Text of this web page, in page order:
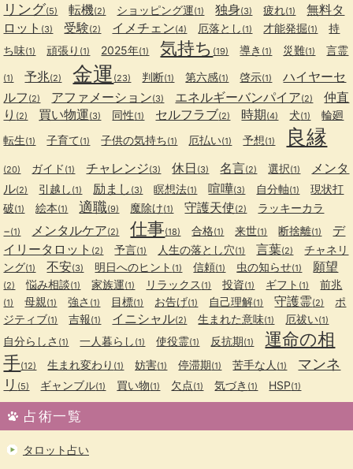
リング(5) 転機(2) ショッピング運(1) 独身(3) 疲れ(1)
無料タ
ロット (3) 受験(2) イメチェン(4) 厄落とし (1) 才能発掘(1)
持
ち味(1) 頑張り (1) 2025年(1) 気持ち (19) 導き (1) 災難(1) 言霊
(1) 予兆(2) 金運 (23) 判断(1) 第六感(1) 啓示(1)
ハイヤーセ
ルフ (2) アファメーション(3) エネルギーバンパイア(2)
仲直
り (2) 買い物運(3) 同性(1) セルフラブ(2) 時期(4) 犬(1)
輪廻
転生(1) 子育て(1) 子供の気持ち(1) 厄払い(1) 予想(1) 良縁
(20) ガイド (1) チャレンジ(3) 休日 (3) 名言(2) 選択(1)
メンタ
ル(2) 引越し (1) 励まし (3) 瞑想法(1) 喧嘩(3) 自分軸(1)
現状打
破(1) 絵本(1) 適職(9) 魔除け(1) 守護天使(2)
ラッキーカラ
−(1) メンタルケア(2) 仕事(18) 合格(1) 来世(1) 断捨離(1)
デ
イリータロット (2) 予言(1) 人生の落とし穴(1) 言葉(2)
チャネリ
ング(1) 不安(3) 明日へのヒント (1) 信頼(1) 虫の知らせ(1) 願望
(2) 悩み相談(1) 家族運(1) リラックス (1) 投資(1) ギフト (1) 前兆
(1) 母親(1) 強さ (1) 目標(1) お告げ(1) 自己理解(1) 守護霊(2)
ポ
ジティブ(1) 吉報(1) イニシャル(2) 生まれた意味(1) 厄祓い(1)
自分らしさ (1) 一人暮らし (1) 使役霊(1) 反抗期(1)
運命の相
手(12) 生まれ変わり (1) 妨害(1) 停滞期(1) 苦手な人 (1)
マンネ
リ (5) ギャンブル(1) 買い物(1) 欠点(1) 気づき (1) HSP(1)
占術一覧
タロット占い